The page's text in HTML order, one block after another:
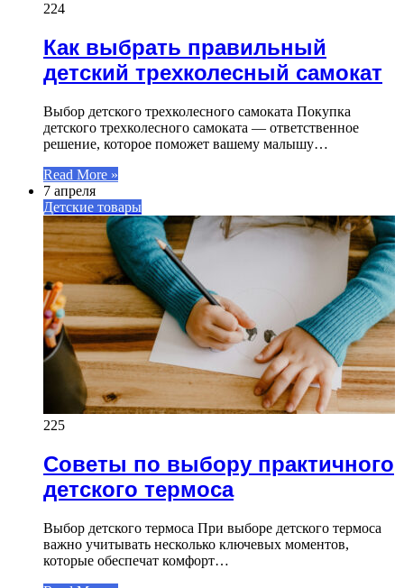
224
Как выбрать правильный
детский трехколесный самокат
Выбор детского трехколесного самоката Покупка
детского трехколесного самоката — ответственное
решение, которое поможет вашему малышу…
Read More »
7 апреля
Детские товары
225
Советы по выбору практичного
детского термоса
Выбор детского термоса При выборе детского термоса
важно учитывать несколько ключевых моментов,
которые обеспечат комфорт…